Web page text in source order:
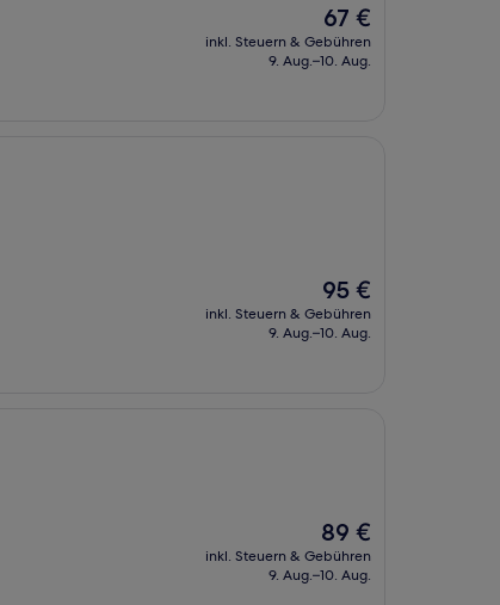
Der
Preis
beträgt
67 €
inkl. Steuern & Gebühren
9. Aug.–10. Aug.
Der
Preis
beträgt
95 €
inkl. Steuern & Gebühren
9. Aug.–10. Aug.
Der
Preis
beträgt
89 €
inkl. Steuern & Gebühren
9. Aug.–10. Aug.